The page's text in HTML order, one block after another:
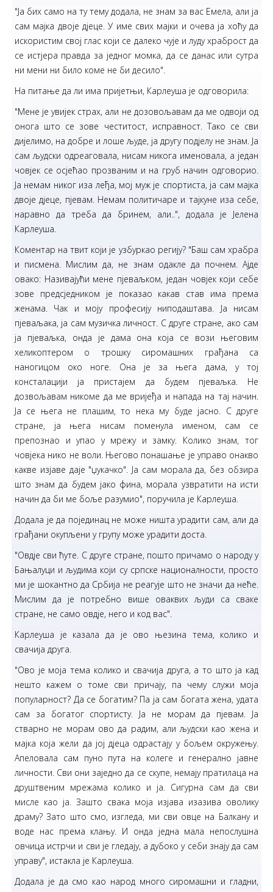
"Ја бих само на ту тему додала, не знам за вас Емела, али ја
сам мајка двоје дјеце. У име свих мајки и очева ја хоћу да
искористим свој глас који се далеко чује и луду храброст да
се истјера правда за једног момка, да се данас или сутра
ни мени ни било коме не би десило".
На питање да ли има пријетњи, Карлеуша је одговорила:
"Мене је увијек страх, али не дозовољавам да ме одвоји од
онога што се зове честитост, исправност. Тако се сви
дијелимо, на добре и лоше људе, ја другу подјелу не знам. Ја
сам људски одреаговала, нисам никога именовала, а један
човјек се осјећао прозваним и на груб начин одговорио.
Ја немам никог иза леђа, мој муж је спортиста, ја сам мајка
двоје дјеце, пјевам. Немам политичаре и тајкуне иза себе,
наравно да треба да бринем, али..", додала је Јелена
Карлеуша.
Коментар на твит који је узбуркао регију? "Баш сам храбра
и писмена. Мислим да, не знам одакле да почнем. Ајде
овако: Називајући мене пјеваљком, један човјек који себе
зове предсједником је показао какав став има према
женама. Чак и моју професију ниподаштава. Ја нисам
пјеваљака, ја сам музичка личност. С друге стране, ако сам
ја пјеваљка, онда је дама она која се вози његовим
хеликоптером о трошку сиромашних грађана са
наногицом око ноге. Она је за њега дама, у тој
консталацији ја пристајем да будем пјеваљка. Не
дозвољавам никоме да ме вријеђа и напада на тај начин.
Ја се њега не плашим, то нека му буде јасно. С друге
стране, ја њега нисам поменула именом, сам се
препознао и упао у мрежу и замку. Колико знам, тог
човјека нико не воли. Његово понашање је управо онакво
какве изјаве даје "џукачко". Ја сам морала да, без обзира
што знам да будем јако фина, морала узвратити на исти
начин да би ме боље разумио", поручила је Карлеуша.
Додала је да појединац не може ништа урадити сам, али да
грађани окупљени у групу може урадити доста.
"Овдје сви ћуте. С друге стране, пошто причамо о народу у
Бањалуци и људима који су српске националности, просто
ми је шокантно да Србија не реагује што не значи да неће.
Мислим да је потребно више оваквих људи са сваке
стране, не само овдје, него и код вас".
Карлеуша је казала да је ово њезина тема, колико и
свачија друга.
"Ово је моја тема колико и свачија друга, а то што ја кад
нешто кажем о томе сви причају, па чему служи моја
популарност? Да се богатим? Па ја сам богата жена, удата
сам за богатог спортисту. Ја не морам да пјевам. Ја
стварно не морам ово да радим, али људски као жена и
мајка која жели да јој дјеца одрастају у бољем окружењу.
Апеловала сам пуно пута на колеге и генерално јавне
личности. Сви они заједно да се скупе, немају пратилаца на
друштвеним мрежама колико и ја. Сигурна сам да сви
мисле као ја. Зашто свака моја изјава изазива оволику
драму? Зато што смо, изгледа, ми сви овце на Балкану и
воде нас према клању. И онда једна мала непослушна
овчица истрчи и сви је гледају, а дубоко у себи знају да сам
управу", истакла је Карлеуша.
Додала је да смо као народ много сиромашни и гладни,